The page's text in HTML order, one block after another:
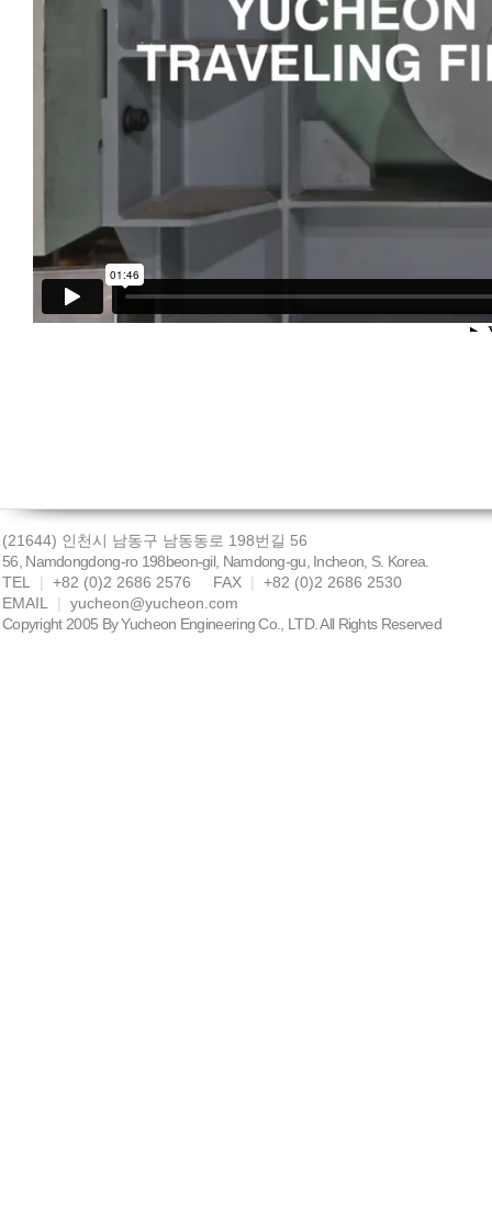
(21644) 인천시 남동구 남동동로 198번길 56
56, Namdongdong-ro 198beon-gil, Namdong-gu, Incheon, S. Korea.
TEL | +82 (0)2 2686 2576 FAX |
+82 (0)2 2686 2530
EMAIL |
yucheon@yucheon.com
Copyright 2005 By Yucheon Engineering Co., LTD. All Rights Reserved